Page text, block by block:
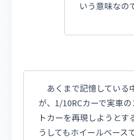
いう意味なの
あくまで記憶している
が、1/10RCカーで実車の
トカーを再現しようとす
うしてもホイールベース